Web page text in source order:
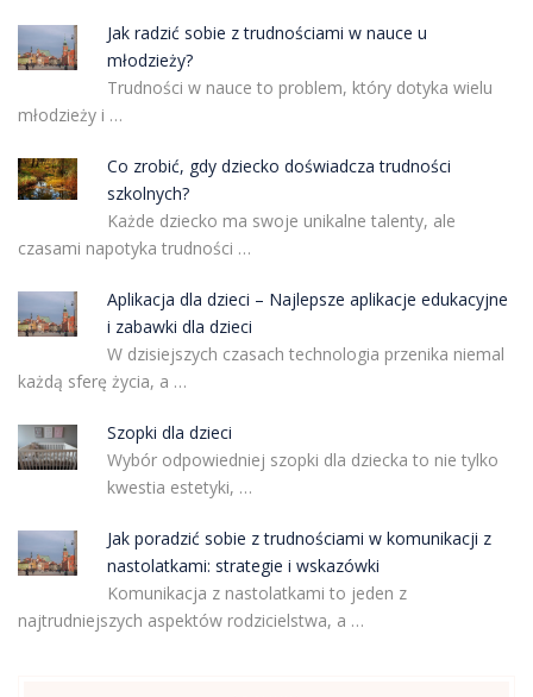
Jak radzić sobie z trudnościami w nauce u
młodzieży?
Trudności w nauce to problem, który dotyka wielu
młodzieży i …
Co zrobić, gdy dziecko doświadcza trudności
szkolnych?
Każde dziecko ma swoje unikalne talenty, ale
czasami napotyka trudności …
Aplikacja dla dzieci – Najlepsze aplikacje edukacyjne
i zabawki dla dzieci
W dzisiejszych czasach technologia przenika niemal
każdą sferę życia, a …
Szopki dla dzieci
Wybór odpowiedniej szopki dla dziecka to nie tylko
kwestia estetyki, …
Jak poradzić sobie z trudnościami w komunikacji z
nastolatkami: strategie i wskazówki
Komunikacja z nastolatkami to jeden z
najtrudniejszych aspektów rodzicielstwa, a …